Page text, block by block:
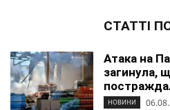
СТАТТІ
Атака на
загинула,
НОВИНИ